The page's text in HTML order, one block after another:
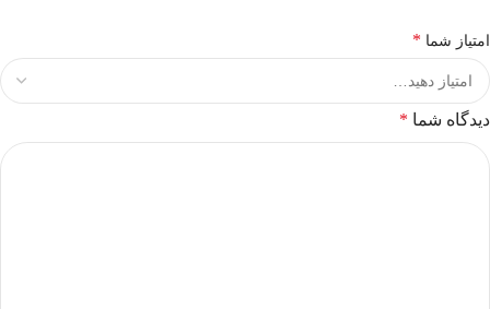
امتیاز شما *
دیدگاه شما *